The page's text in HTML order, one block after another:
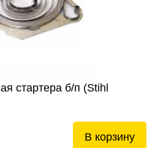
стартера б/п (Stihl
В корзину